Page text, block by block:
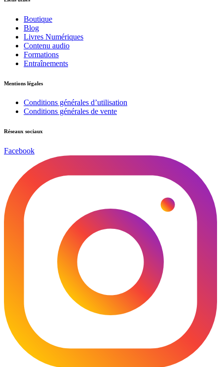
Boutique
Blog
Livres Numériques
Contenu audio
Formations
Entraînements
Mentions légales
Conditions générales d’utilisation
Conditions générales de vente
Réseaux sociaux
Facebook